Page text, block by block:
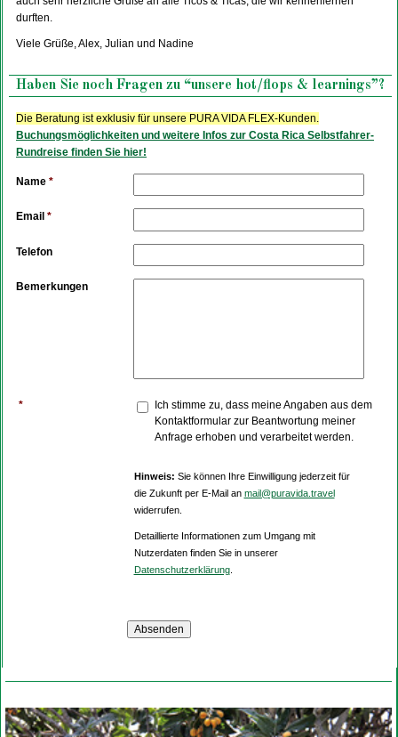
durften.
Viele Grüße, Alex, Julian und Nadine
Haben Sie noch Fragen zu “unsere hot/flops & learnings”?
Die Beratung ist exklusiv für unsere PURA VIDA FLEX-Kunden.
Buchungsmöglichkeiten und weitere Infos zur Costa Rica Selbstfahrer-
Rundreise finden Sie hier!
Name *
Email *
Telefon
Bemerkungen
*
Ich stimme zu, dass meine Angaben aus dem
Kontaktformular zur Beantwortung meiner
Anfrage erhoben und verarbeitet werden.
Hinweis: Sie können Ihre Einwilligung jederzeit für
die Zukunft per E-Mail an mail@puravida.travel
widerrufen.
Detaillierte Informationen zum Umgang mit
Nutzerdaten finden Sie in unserer
Datenschutzerklärung.